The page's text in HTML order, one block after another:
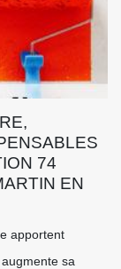
74
EN
apportent
sa